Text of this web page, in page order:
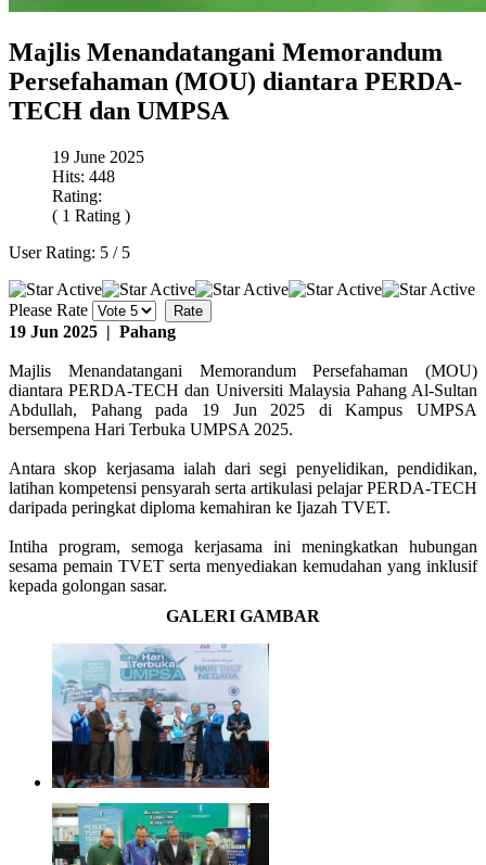
Majlis Menandatangani Memorandum
Persefahaman (MOU) diantara PERDA-
TECH dan UMPSA
19 June 2025
Hits: 448
Rating:
( 1 Rating )
User Rating: 5 / 5
Please Rate
19 Jun 2025 | Pahang
Majlis Menandatangani Memorandum Persefahaman (MOU)
diantara PERDA-TECH dan Universiti Malaysia Pahang Al-Sultan
Abdullah, Pahang pada 19 Jun 2025 di Kampus UMPSA
bersempena Hari Terbuka UMPSA 2025.
Antara skop kerjasama ialah dari segi penyelidikan, pendidikan,
latihan kompetensi pensyarah serta artikulasi pelajar PERDA-TECH
daripada peringkat diploma kemahiran ke Ijazah TVET.
Intiha program, semoga kerjasama ini meningkatkan hubungan
sesama pemain TVET serta menyediakan kemudahan yang inklusif
kepada golongan sasar.
GALERI GAMBAR